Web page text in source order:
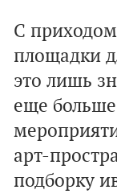
С
площадки
это лишь
еще
арт-
подборку